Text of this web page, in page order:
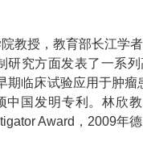
教授，教育部长江学
研究方面发表了一系
临床试验应用于肿
国发明专利。林欣
Award，2009